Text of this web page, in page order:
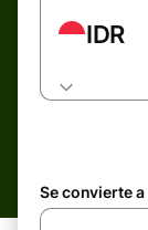
IDR
Se convierte a